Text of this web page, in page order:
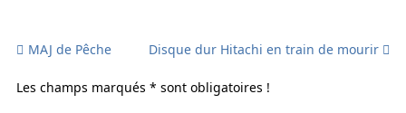
MAJ de Pêche Disque dur Hitachi en train de mourir
Les champs marqués * sont obligatoires !